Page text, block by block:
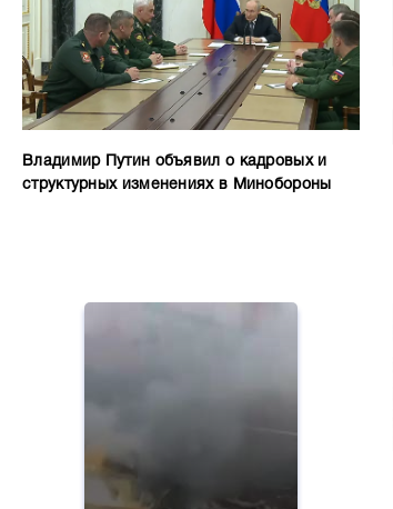
Владимир Путин объявил о кадровых и
структурных изменениях в Минобороны